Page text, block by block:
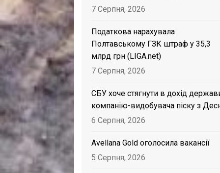
7 Серпня, 2026
Податкова нарахувала
Полтавському ГЗК штраф у 35,3
млрд грн (LIGA.net)
7 Серпня, 2026
СБУ хоче стягнути в дохід
компанію-видобувача піску з
6 Серпня, 2026
Avellana Gold оголосила вакансії
5 Серпня, 2026